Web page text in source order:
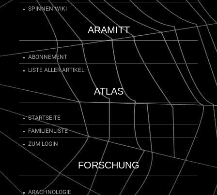
SPINNEN WIKI
ARAMITT
ABONNEMENT
LISTE ALLER ARTIKEL
ATLAS
STARTSEITE
FAMILIENLISTE
ZUM LOGIN
FORSCHUNG
ARACHNOLOGIE